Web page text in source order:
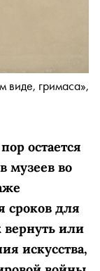
виде, гримаса»,
остается
музеев во
сроков для
или
искусства,